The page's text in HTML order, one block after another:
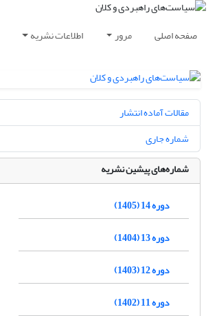
صفحه اصلی مرور اطلاعات نشریه
مقالات آماده انتشار
شماره جاری
شماره‌های پیشین نشریه
دوره 14 (1405)
دوره 13 (1404)
دوره 12 (1403)
دوره 11 (1402)